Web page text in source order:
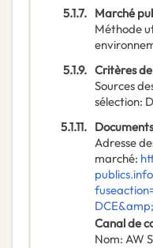
5.1.7. Marché
Méthode
5.1.9. Critères
Sources
sélection:
5.1.11.
Adresse
marché:
Canal de
Nom: AW